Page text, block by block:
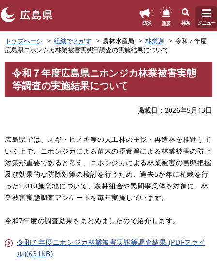
ペ
ー
ジ
の
で
防災 重要 検索 メニュー
トップページ 組織でさがす 農林水産局 林業課
令和７年度
広島県ニホンジカ林業被害実態等調査の実施結果について
令和７年度広島県ニホンジカ林業被害実態
等調査の実施結果について
掲載日 2026年5月13日
​広島県では、スギ・ヒノキ等の人工林の主伐・再造林を推進して
いく上で、ニホンジカによる苗木の摂食等による林業被害の防止
対策が重要であると考え、ニホンジカによる林業被害の実態把握
及び効果的な防除対策の検討を行うため、過去5か年に植栽を行
った1,010施業地について、森林組合や民間事業体を対象に、林
業被害実態調査アンケートを毎年実施しています。
令和7年度の調査結果をまとめましたので紹介します。
令和７年度ニホンジカ林業被害実態等調査結果 (PDFファイ
ル)(631KB)